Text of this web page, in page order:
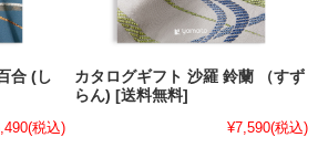
合 (し
(税込)
カタログギフト 沙羅 鈴蘭 （すず
らん) [送料無料]
¥7,590(税込)